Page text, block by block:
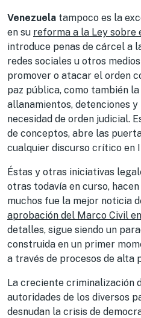
Venezuela tampoco es la
en su reforma a la Ley sobre
introduce penas de cárcel a
redes sociales u otros
promover o atacar el orden
paz pública, como también
allanamientos, detenciones
necesidad de orden judicial.
de conceptos, abre las
cualquier discurso crítico en
Éstas y otras iniciativas
otras todavía en curso,
muchos fue la mejor noticia
aprobación del Marco Civil
detalles, sigue siendo un
construida en un primer
a través de procesos de alta
La creciente criminalización
autoridades de los diversos
desnudan la crisis de